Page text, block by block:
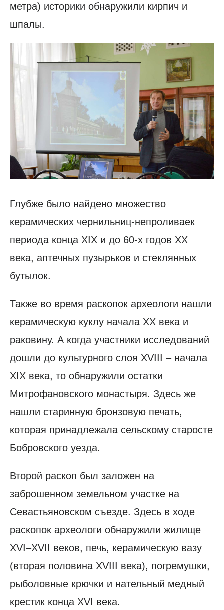
метра) историки обнаружили кирпич и
шпалы.
Глубже было найдено множество
керамических чернильниц-непроливаек
периода конца XIX и до 60-х годов XX
века, аптечных пузырьков и стеклянных
бутылок.
Также во время раскопок археологи нашли
керамическую куклу начала XX века и
раковину. А когда участники исследований
дошли до культурного слоя ХVIII – начала
XIX века, то обнаружили остатки
Митрофановского монастыря. Здесь же
нашли старинную бронзовую печать,
которая принадлежала сельскому старосте
Бобровского уезда.
Второй раскоп был заложен на
заброшенном земельном участке на
Севастьяновском съезде. Здесь в ходе
раскопок археологи обнаружили жилище
XVI–XVII веков, печь, керамическую вазу
(вторая половина XVIII века), погремушки,
рыболовные крючки и нательный медный
крестик конца XVI века.